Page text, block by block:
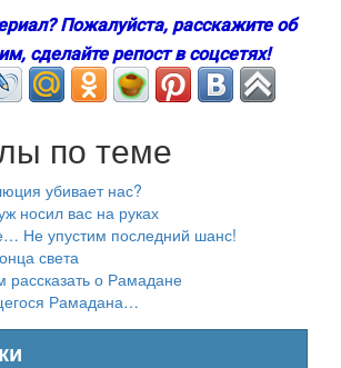
Пожалуйста, расскажите об
сделайте репост в соцсетях!
по теме
убивает нас?
носил вас на руках
Не упустим последний шанс!
света
рассказать о Рамадане
Рамадана…